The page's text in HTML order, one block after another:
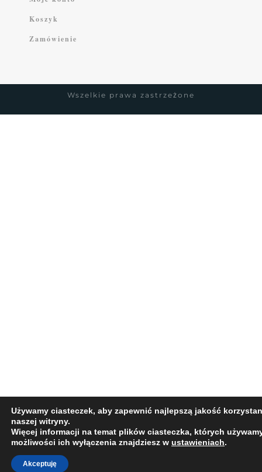
Koszyk
Zamówienie
Wszelkie prawa zastrzeżone
Używamy ciasteczek, aby zapewnić najlepszą jakość
naszej witryny.
Więcej informacji na temat plików ciasteczka, których
możliwości ich wyłączenia znajdziesz w ustawieniach.
Akceptuję